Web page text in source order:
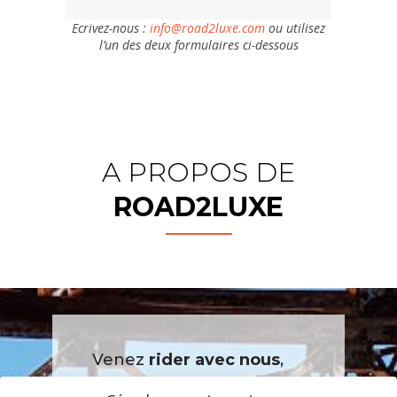
Ecrivez-nous : info@road2luxe.com ou utilisez
l’un des deux formulaires ci-dessous
A PROPOS DE
ROAD2LUXE
Venez rider avec nous,